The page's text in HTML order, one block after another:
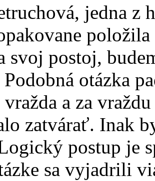
jedna z
svoj postoj,
otázka
a za
zatvárať. Inak
postup je
sa vyjadrili